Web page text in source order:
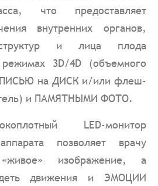
что предоставляет
внутренних органов,
структур и лица плода
3D/4D (объемного
на ДИСК и/или флеш-
и ПАМЯТНЫМИ ФОТО.
LED-монитор
позволяет врачу
«живое» изображение, а
движения и ЭМОЦИИ